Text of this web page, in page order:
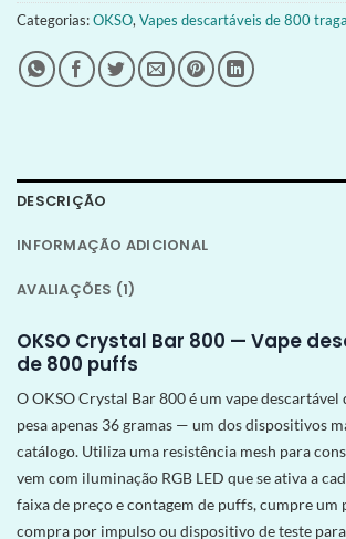
Categorias:OKSO, Vapes descartáveis de 800
DESCRIÇÃO
INFORMAÇÃO ADICIONAL
AVALIAÇÕES (1)
OKSO Crystal Bar 800 — Vape
de 800 puffs
O OKSO Crystal Bar 800 é um vape descartável
pesa apenas 36 gramas — um dos dispositivos
catálogo. Utiliza uma resistência mesh para
vem com iluminação RGB LED que se ativa a
faixa de preço e contagem de puffs, cumpre um
compra por impulso ou dispositivo de teste